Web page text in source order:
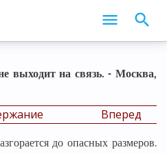
выходит на связь. - Москва,
Вперед
до опасных размеров.